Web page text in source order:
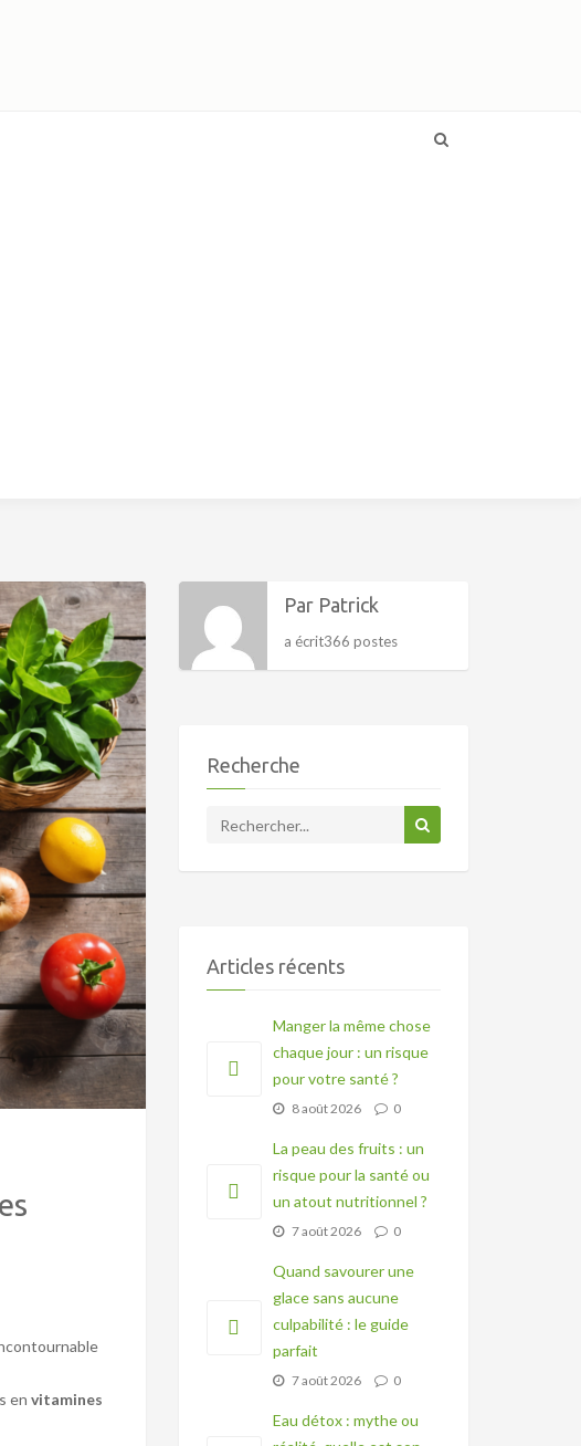
en vitamines
Par Patrick
a écrit366 postes
Recherche
Articles récents
Manger la même chose
chaque jour : un risque
pour votre santé ?
8 août 2026 0
La peau des fruits : un
risque pour la santé ou
un atout nutritionnel ?
7 août 2026 0
Quand savourer une
glace sans aucune
culpabilité : le guide
parfait
7 août 2026 0
Eau détox : mythe ou